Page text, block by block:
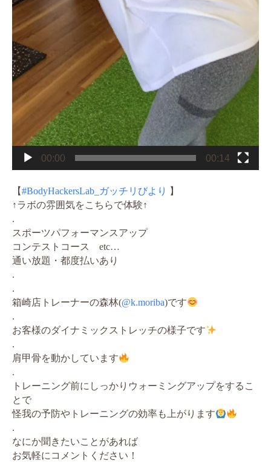
00:00 00:14
【#BodyHackersLab_ガッチリびより
】
↑ラボの雰囲気をこちらで体験↑
.
スポーツパフォーマンスアップ
コンテストコース etc…
通い放題・都度払いあり
.
.
箱崎店トレーナーの森林(@k.moriba)です
.
お客様のダイナミックストレッチの様子です
.
肩甲骨を動かしています
.
トレーニング前にしっかりウォーミングアップをするこ
とで
怪我の予防やトレーニングの効率も上がります
.
なにか聞きたいことがあれば
お気軽にコメントください！